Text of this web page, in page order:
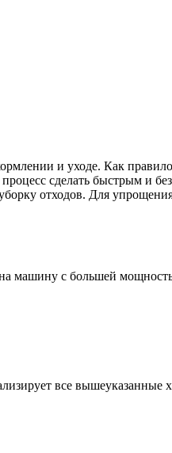
и уходе. Как
сделать быстрым и
отходов. Для
машину с большей
все вышеуказанные